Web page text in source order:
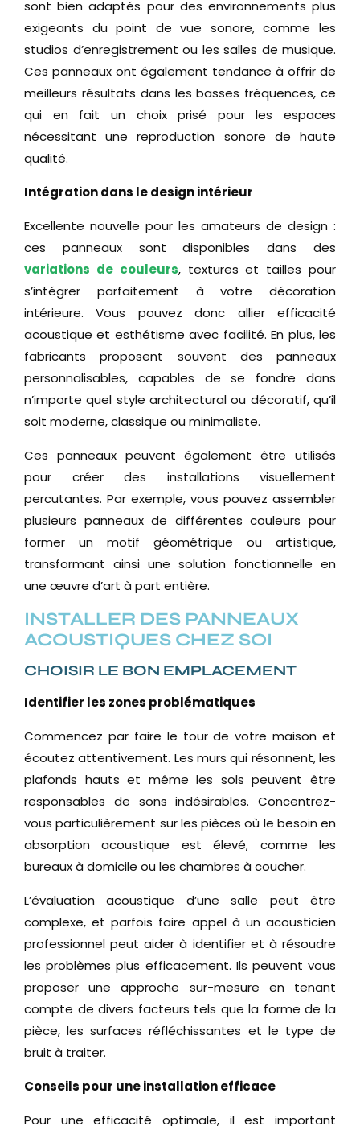
sont bien adaptés pour des environnements plus
exigeants du point de vue sonore, comme les
studios d’enregistrement ou les salles de musique.
Ces panneaux ont également tendance à offrir de
meilleurs résultats dans les basses fréquences, ce
qui en fait un choix prisé pour les espaces
nécessitant une reproduction sonore de haute
qualité.
Intégration dans le design intérieur
Excellente nouvelle pour les amateurs de design :
ces panneaux sont disponibles dans des
variations de couleurs, textures et tailles pour
s’intégrer parfaitement à votre décoration
intérieure. Vous pouvez donc allier efficacité
acoustique et esthétisme avec facilité. En plus, les
fabricants proposent souvent des panneaux
personnalisables, capables de se fondre dans
n’importe quel style architectural ou décoratif, qu’il
soit moderne, classique ou minimaliste.
Ces panneaux peuvent également être utilisés
pour créer des installations visuellement
percutantes. Par exemple, vous pouvez assembler
plusieurs panneaux de différentes couleurs pour
former un motif géométrique ou artistique,
transformant ainsi une solution fonctionnelle en
une œuvre d’art à part entière.
INSTALLER DES PANNEAUX
ACOUSTIQUES CHEZ SOI
CHOISIR LE BON EMPLACEMENT
Identifier les zones problématiques
Commencez par faire le tour de votre maison et
écoutez attentivement. Les murs qui résonnent, les
plafonds hauts et même les sols peuvent être
responsables de sons indésirables. Concentrez-
vous particulièrement sur les pièces où le besoin en
absorption acoustique est élevé, comme les
bureaux à domicile ou les chambres à coucher.
L’évaluation acoustique d’une salle peut être
complexe, et parfois faire appel à un acousticien
professionnel peut aider à identifier et à résoudre
les problèmes plus efficacement. Ils peuvent vous
proposer une approche sur-mesure en tenant
compte de divers facteurs tels que la forme de la
pièce, les surfaces réfléchissantes et le type de
bruit à traiter.
Conseils pour une installation efficace
Pour une efficacité optimale, il est important